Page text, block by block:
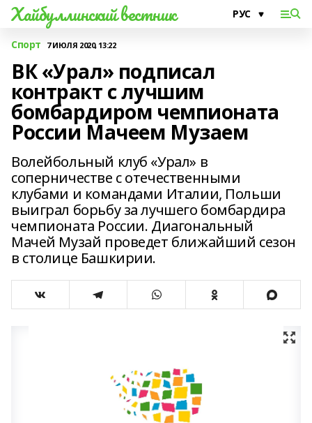
Хайбуллинский вестник
Спорт 7 ИЮЛЯ 2020, 13:22
ВК «Урал» подписал
контракт с лучшим
бомбардиром чемпионата
России Мачеем Музаем
Волейбольный клуб «Урал» в
соперничестве с отечественными
клубами и командами Италии, Польши
выиграл борьбу за лучшего бомбардира
чемпионата России. Диагональный
Мачей Музай проведет ближайший сезон
в столице Башкирии.